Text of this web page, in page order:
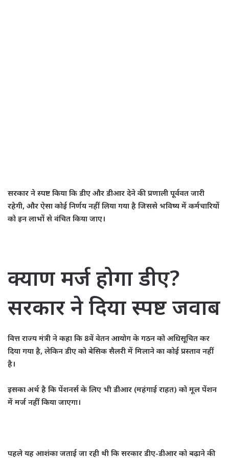
सरकार ने स्पष्ट किया कि डीए और डीआर देने की प्रणाली पूर्ववत जारी
रहेगी, और ऐसा कोई निर्णय नहीं लिया गया है जिससे भविष्य में कर्मचारियों
को इन लाभों से वंचित किया जाए।
क्याण मर्ज होगा डीए?
सरकार ने दिया स्पष्ट जवाब
वित्त राज्य मंत्री ने कहा कि 8वें वेतन आयोग के गठन को अधिसूचित कर
दिया गया है, लेकिन डीए को बेसिक सैलरी में मिलाने का कोई प्रस्ताव नहीं
है।
इसका अर्थ है कि पेंशनर्स के लिए भी डीआर (महंगाई राहत) को मूल पेंशन
में मर्ज नहीं किया जाएगा।
पहले यह आशंका जताई जा रही थी कि सरकार डीए-डीआर को बढ़ाने की